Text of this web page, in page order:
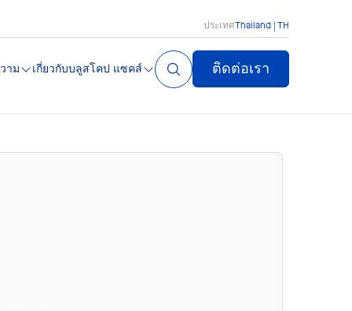
ประเทศThailand | TH
าม เกี่ยวกับบลูสโคป แซคส์ ติดต่อเรา